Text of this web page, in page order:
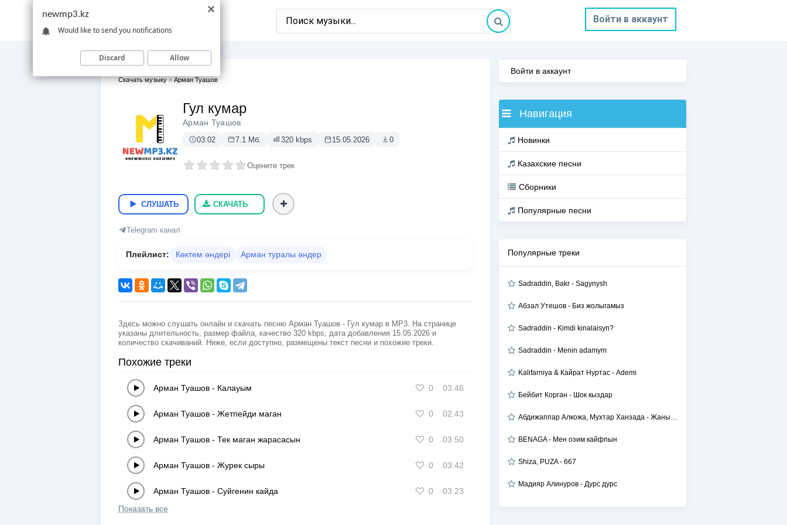
Войти в аккаунт
Скачать музыку »Арман Туашов
Гул кумар
Арман Туашов
03:02 7.1 Мб. 320 kbps 15.05.2026 0
Оцените трек
СЛУШАТЬ СКАЧАТЬ
Telegram канал
Плейлист: Көктем әндері Арман туралы әндер
Здесь можно слушать онлайн и скачать песню Арман Туашов - Гул кумар в MP3. На странице
указаны длительность, размер файла, качество 320 kbps, дата добавления 15.05.2026 и
количество скачиваний. Ниже, если доступно, размещены текст песни и похожие треки.
Похожие треки
Арман Туашов - Калауым 0 03:46
Арман Туашов - Жетпейди маган 0 02:43
Арман Туашов - Тек маган жарасасын 0 03:50
Арман Туашов - Журек сыры 0 03:42
Арман Туашов - Суйгенин кайда 0
03:23
Показать все
Войти в аккаунт
Навигация
Новинки
Казахские песни
Сборники
Популярные песни
Популярные треки
Sadraddin, Bakr - Sagynysh
Абзал Утешов - Биз жолыгамыз
Sadraddin - Kimdi kinalaisyn?
Sadraddin - Menin adamym
Kalifarniya & Кайрат Нуртас - Ademi
Бейбит Корган - Шок кыздар
Абдижаппар Алкожа, Мухтар Ханзада - Жаным сол
BENAGA - Мен озим кайфпын
Shiza, PUZA - 667
Мадияр Алинуров - Дурс дурс
newmp3.kz
Would like to send you notifications
Discard Allow